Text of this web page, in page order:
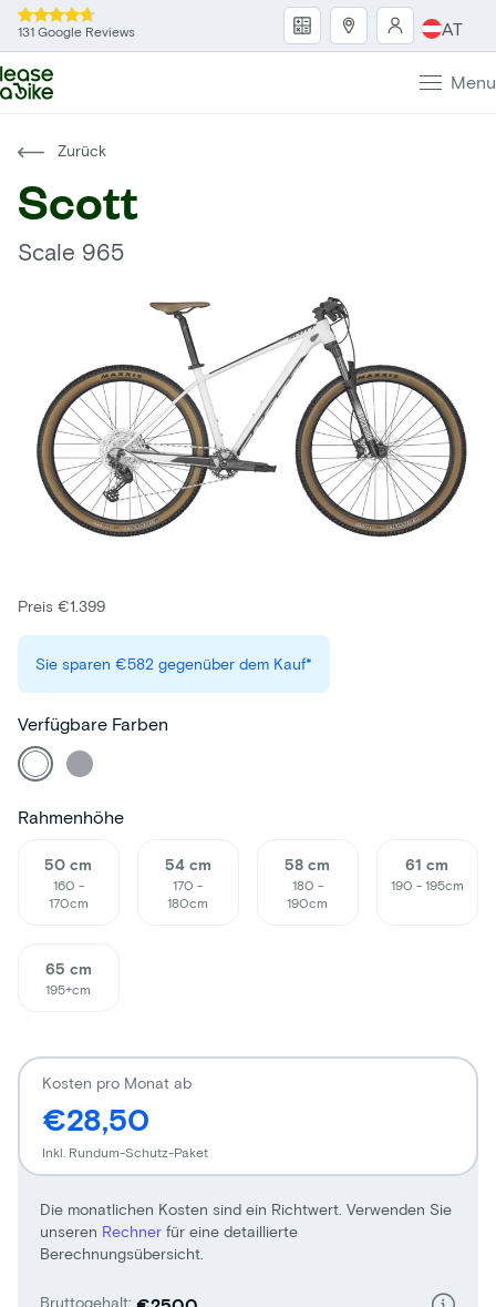
131 Google Reviews AT
Menu
Zurück
Scott
Scale 965
Preis €1.399
Sie sparen €582 gegenüber dem Kauf*
Verfügbare Farben
Rahmenhöhe
50 cm
160 -
170cm
54 cm
170 -
180cm
58 cm
180 -
190cm
61 cm
190 - 195cm
65 cm
195+cm
Bruttogehalt:
Die monatlichen Kosten sind ein Richtwert. Verwenden Sie
unseren Rechner für eine detaillierte
Berechnungsübersicht.
Kosten pro Monat ab
€28,50
Inkl. Rundum-Schutz-Paket